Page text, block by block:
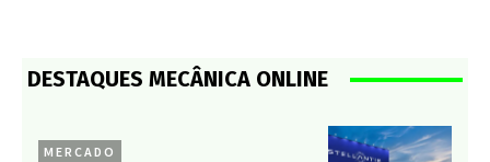
DESTAQUES MECÂNICA ONLINE
MERCADO